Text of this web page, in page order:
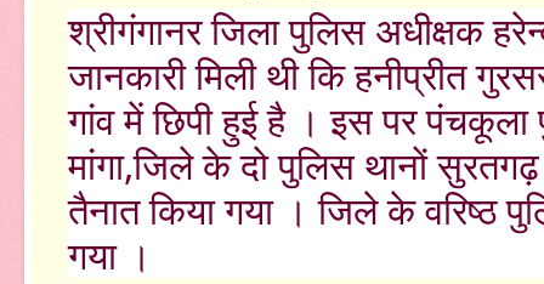
श्रीगंगानर जिला पुलिस अधीक्षक
जानकारी मिली थी कि हनीप्रीत
गांव में छिपी हुई है । इस पर
मांगा,जिले के दो पुलिस थानों
तैनात किया गया । जिले के वरिष्ठ
गया ।